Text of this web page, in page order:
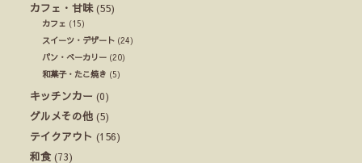
カフェ・甘味(55)
カフェ (15)
スイーツ・デザート (24)
パン・ベーカリー (20)
和菓子・たこ焼き (5)
キッチンカー (0)
グルメその他 (5)
テイクアウト (156)
和食 (73)